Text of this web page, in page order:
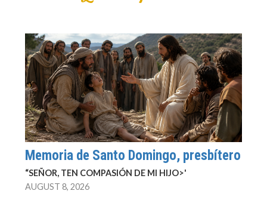
Memoria de Santo Domingo, presbítero
“SEÑOR, TEN COMPASIÓN DE MI HIJO>'
AUGUST 8, 2026